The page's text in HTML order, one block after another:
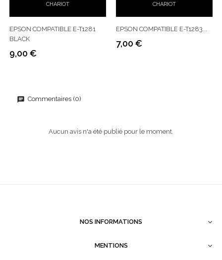
CHARIOT
EPSON COMPATIBLE E-T1281
BLACK
Prix
9,00 €
CHARIOT
EPSON COMPATIBLE E-T1283...
Prix
7,00 €
Commentaires (0)
Aucun avis n'a été publié pour le moment.
NOS INFORMATIONS 
MENTIONS 